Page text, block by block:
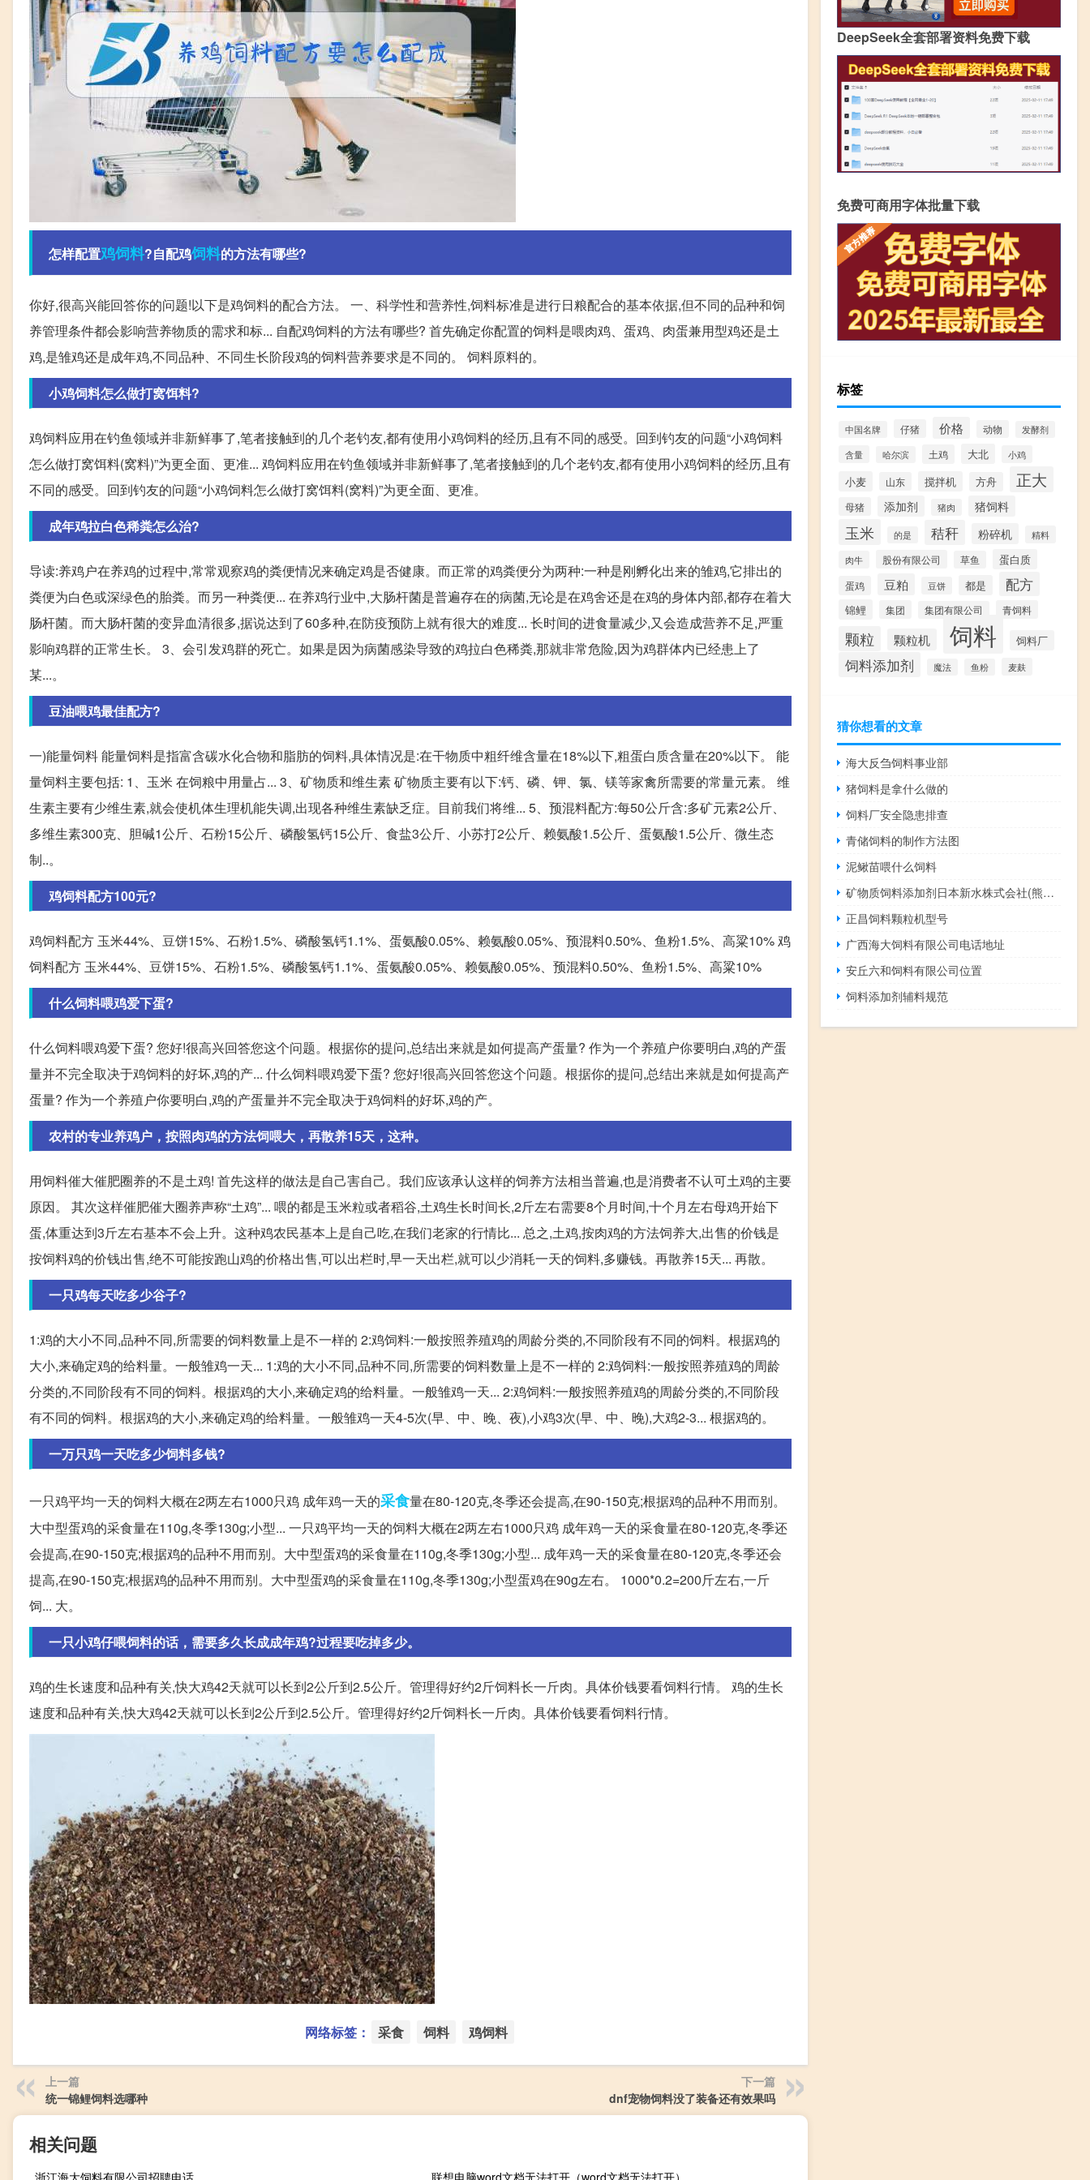
怎样配置鸡饲料?自配鸡饲料的方法有哪些?
你好,很高兴能回答你的问题!以下是鸡饲料的配合方法。 一、科学性和营养性,饲料标准是进行日粮配合的基本依据,但不同的品种和饲
养管理条件都会影响营养物质的需求和标... 自配鸡饲料的方法有哪些? 首先确定你配置的饲料是喂肉鸡、蛋鸡、肉蛋兼用型鸡还是土
鸡,是雏鸡还是成年鸡,不同品种、不同生长阶段鸡的饲料营养要求是不同的。 饲料原料的。
小鸡饲料怎么做打窝饵料?
鸡饲料应用在钓鱼领域并非新鲜事了,笔者接触到的几个老钓友,都有使用小鸡饲料的经历,且有不同的感受。回到钓友的问题“小鸡饲料
怎么做打窝饵料(窝料)”为更全面、更准... 鸡饲料应用在钓鱼领域并非新鲜事了,笔者接触到的几个老钓友,都有使用小鸡饲料的经历,且有
不同的感受。回到钓友的问题“小鸡饲料怎么做打窝饵料(窝料)”为更全面、更准。
成年鸡拉白色稀粪怎么治?
导读:养鸡户在养鸡的过程中,常常观察鸡的粪便情况来确定鸡是否健康。而正常的鸡粪便分为两种:一种是刚孵化出来的雏鸡,它排出的
粪便为白色或深绿色的胎粪。而另一种粪便... 在养鸡行业中,大肠杆菌是普遍存在的病菌,无论是在鸡舍还是在鸡的身体内部,都存在着大
肠杆菌。而大肠杆菌的变异血清很多,据说达到了60多种,在防疫预防上就有很大的难度... 长时间的进食量减少,又会造成营养不足,严重
影响鸡群的正常生长。 3、会引发鸡群的死亡。如果是因为病菌感染导致的鸡拉白色稀粪,那就非常危险,因为鸡群体内已经患上了
某...。
豆油喂鸡最佳配方?
一)能量饲料 能量饲料是指富含碳水化合物和脂肪的饲料,具体情况是:在干物质中粗纤维含量在18%以下,粗蛋白质含量在20%以下。 能
量饲料主要包括: 1、玉米 在饲粮中用量占... 3、矿物质和维生素 矿物质主要有以下:钙、磷、钾、氯、镁等家禽所需要的常量元素。 维
生素主要有少维生素,就会使机体生理机能失调,出现各种维生素缺乏症。目前我们将维... 5、预混料配方:每50公斤含:多矿元素2公斤、
多维生素300克、胆碱1公斤、石粉15公斤、磷酸氢钙15公斤、食盐3公斤、小苏打2公斤、赖氨酸1.5公斤、蛋氨酸1.5公斤、微生态
制..。
鸡饲料配方100元?
鸡饲料配方 玉米44%、豆饼15%、石粉1.5%、磷酸氢钙1.1%、蛋氨酸0.05%、赖氨酸0.05%、预混料0.50%、鱼粉1.5%、高粱10% 鸡
饲料配方 玉米44%、豆饼15%、石粉1.5%、磷酸氢钙1.1%、蛋氨酸0.05%、赖氨酸0.05%、预混料0.50%、鱼粉1.5%、高粱10%
什么饲料喂鸡爱下蛋?
什么饲料喂鸡爱下蛋? 您好!很高兴回答您这个问题。根据你的提问,总结出来就是如何提高产蛋量? 作为一个养殖户你要明白,鸡的产蛋
量并不完全取决于鸡饲料的好坏,鸡的产... 什么饲料喂鸡爱下蛋? 您好!很高兴回答您这个问题。根据你的提问,总结出来就是如何提高产
蛋量? 作为一个养殖户你要明白,鸡的产蛋量并不完全取决于鸡饲料的好坏,鸡的产。
农村的专业养鸡户，按照肉鸡的方法饲喂大，再散养15天，这种。
用饲料催大催肥圈养的不是土鸡! 首先这样的做法是自己害自己。我们应该承认这样的饲养方法相当普遍,也是消费者不认可土鸡的主要
原因。 其次这样催肥催大圈养声称“土鸡”... 喂的都是玉米粒或者稻谷,土鸡生长时间长,2斤左右需要8个月时间,十个月左右母鸡开始下
蛋,体重达到3斤左右基本不会上升。这种鸡农民基本上是自己吃,在我们老家的行情比... 总之,土鸡,按肉鸡的方法饲养大,出售的价钱是
按饲料鸡的价钱出售,绝不可能按跑山鸡的价格出售,可以出栏时,早一天出栏,就可以少消耗一天的饲料,多赚钱。再散养15天... 再散。
一只鸡每天吃多少谷子?
1:鸡的大小不同,品种不同,所需要的饲料数量上是不一样的 2:鸡饲料:一般按照养殖鸡的周龄分类的,不同阶段有不同的饲料。根据鸡的
大小,来确定鸡的给料量。一般雏鸡一天... 1:鸡的大小不同,品种不同,所需要的饲料数量上是不一样的 2:鸡饲料:一般按照养殖鸡的周龄
分类的,不同阶段有不同的饲料。根据鸡的大小,来确定鸡的给料量。一般雏鸡一天... 2:鸡饲料:一般按照养殖鸡的周龄分类的,不同阶段
有不同的饲料。根据鸡的大小,来确定鸡的给料量。一般雏鸡一天4-5次(早、中、晚、夜),小鸡3次(早、中、晚),大鸡2-3... 根据鸡的。
一万只鸡一天吃多少饲料多钱?
一只鸡平均一天的饲料大概在2两左右1000只鸡 成年鸡一天的采食量在80-120克,冬季还会提高,在90-150克;根据鸡的品种不用而别。
大中型蛋鸡的采食量在110g,冬季130g;小型... 一只鸡平均一天的饲料大概在2两左右1000只鸡 成年鸡一天的采食量在80-120克,冬季还
会提高,在90-150克;根据鸡的品种不用而别。大中型蛋鸡的采食量在110g,冬季130g;小型... 成年鸡一天的采食量在80-120克,冬季还会
提高,在90-150克;根据鸡的品种不用而别。大中型蛋鸡的采食量在110g,冬季130g;小型蛋鸡在90g左右。 1000*0.2=200斤左右,一斤
饲... 大。
一只小鸡仔喂饲料的话，需要多久长成成年鸡?过程要吃掉多少。
鸡的生长速度和品种有关,快大鸡42天就可以长到2公斤到2.5公斤。管理得好约2斤饲料长一斤肉。具体价钱要看饲料行情。 鸡的生长
速度和品种有关,快大鸡42天就可以长到2公斤到2.5公斤。管理得好约2斤饲料长一斤肉。具体价钱要看饲料行情。
网络标签： 采食 饲料 鸡饲料
上一篇
统一锦鲤饲料选哪种
下一篇
dnf宠物饲料没了装备还有效果吗
相关问题
浙江海大饲料有限公司招聘电话 联想电脑word文档无法打开（word文档无法打开）
DeepSeek全套部署资料免费下载
免费可商用字体批量下载
标签
中国名牌 仔猪 价格 动物 发酵剂
含量 哈尔滨 土鸡 大北 小鸡
小麦 山东 搅拌机 方舟 正大
母猪 添加剂 猪肉 猪饲料
玉米 的是 秸秆 粉碎机
精料
肉牛
股份有限公司 草鱼 蛋白质
蛋鸡 豆粕 豆饼 都是 配方
锦鲤 集团 集团有限公司 青饲料
颗粒 颗粒机 饲料 饲料厂
饲料添加剂 魔法 鱼粉 麦麸
猜你想看的文章
海大反刍饲料事业部
猪饲料是拿什么做的
饲料厂安全隐患排查
青储饲料的制作方法图
泥鳅苗喂什么饲料
矿物质饲料添加剂日本新水株式会社(熊本工厂)
正昌饲料颗粒机型号
广西海大饲料有限公司电话地址
安丘六和饲料有限公司位置
饲料添加剂辅料规范